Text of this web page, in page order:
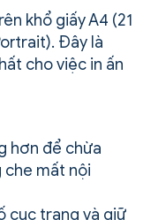
khổ giấy A4 (21
Đây là
cho việc in ấn
hơn để chừa
che mất nội
cục trang và giữ